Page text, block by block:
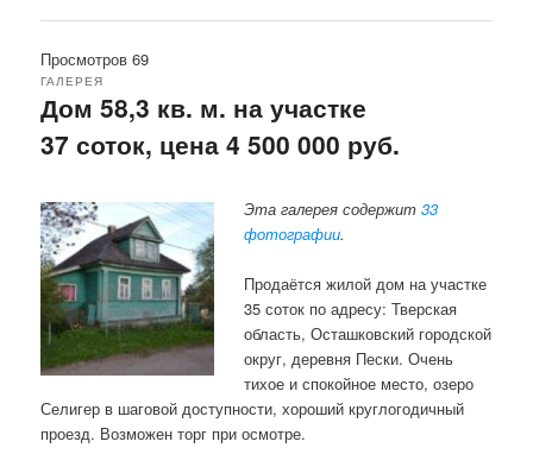
Просмотров 69
Дом 58,3 кв. м. на участке
37 соток, цена 4 500 000 руб.
ГАЛЕРЕЯ
Эта галерея содержит33
фотографии.
Продаётся жилой дом на участке
35 соток по адресу: Тверская
область, Осташковский городской
округ, деревня Пески. Очень
тихое и спокойное место, озеро
Селигер в шаговой доступности, хороший круглогодичный
проезд. Возможен торг при осмотре.